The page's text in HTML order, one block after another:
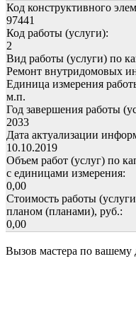
Код конструктивного
97441
Код работы (услуги):
2
Вид работы (услуги) по
Ремонт внутридомовых
Единица измерения
м.п.
Год завершения работы
2033
Дата актуализации
10.10.2019
Объем работ (услуг) по
с единицами измерения:
0,00
Стоимость работы
планом (планами), руб.:
0,00
Вызов мастера по вашему